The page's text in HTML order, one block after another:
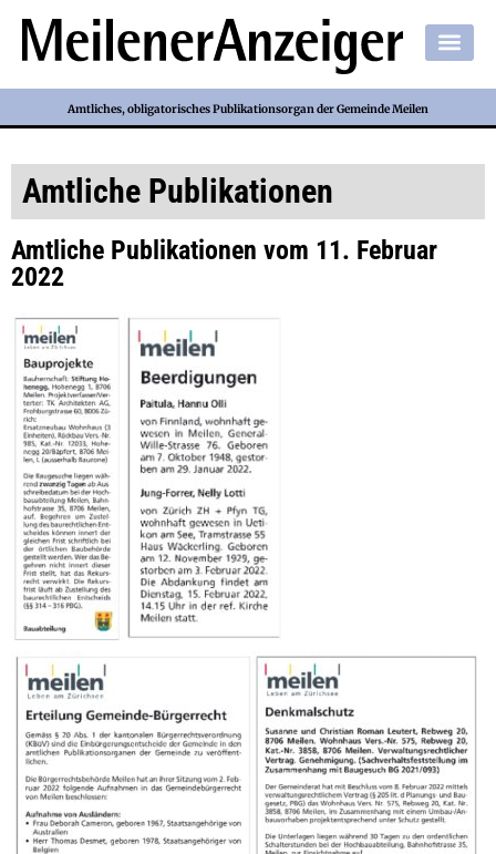
Amtliches, obligatorisches Publikationsorgan der Gemeinde Meilen
Amtliche Publikationen
Amtliche Publikationen vom 11. Februar
2022